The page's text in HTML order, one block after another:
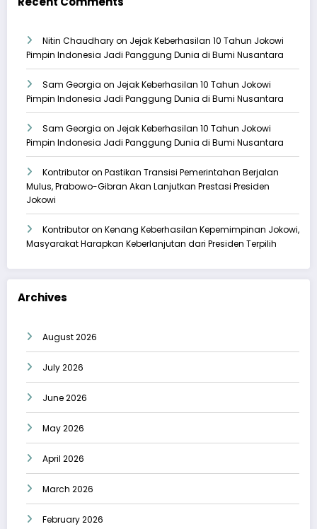
Nitin Chaudharyon Jejak Keberhasilan 10 Tahun Jokowi
Pimpin Indonesia Jadi Panggung Dunia di Bumi Nusantara
Sam Georgia on Jejak Keberhasilan 10 Tahun Jokowi
Pimpin Indonesia Jadi Panggung Dunia di Bumi Nusantara
Sam Georgia on Jejak Keberhasilan 10 Tahun Jokowi
Pimpin Indonesia Jadi Panggung Dunia di Bumi Nusantara
Kontributoron Pastikan Transisi Pemerintahan Berjalan
Mulus, Prabowo-Gibran Akan Lanjutkan Prestasi Presiden
Jokowi
Kontributoron Kenang Keberhasilan Kepemimpinan Jokowi,
Masyarakat Harapkan Keberlanjutan dari Presiden Terpilih
Archives
August 2026
July 2026
June 2026
May 2026
April 2026
March 2026
February 2026